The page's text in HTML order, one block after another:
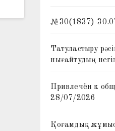
№30(1837)-
Татуластыру
нығайтудың
Привлечён к
28/07/2026
Қоғамдық